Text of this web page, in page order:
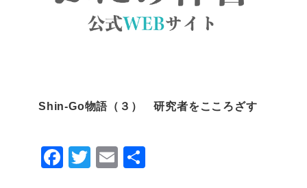
Shin-Go物語（３） 研究者をこころざす
F
T
E